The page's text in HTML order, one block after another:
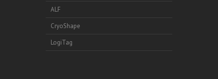
ALF
CryoShape
LogiTag